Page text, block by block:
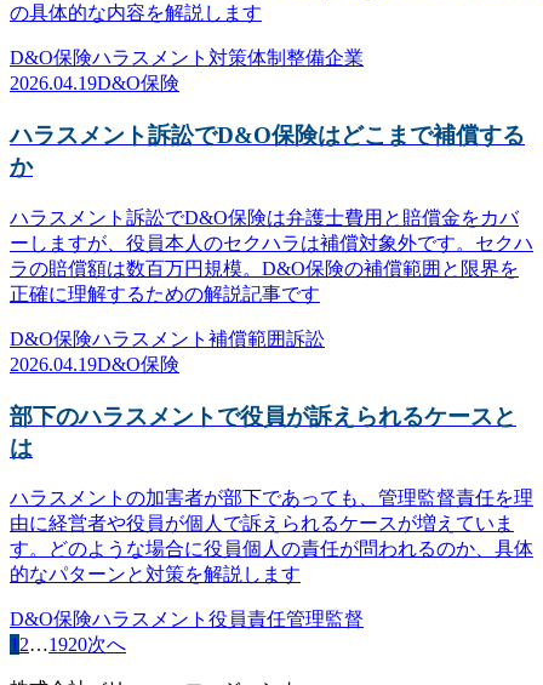
の具体的な内容を解説します
D&O保険ハラスメント対策体制整備企業
2026.04.19D&O保険
ハラスメント訴訟でD&O保険はどこまで補償する
か
ハラスメント訴訟でD&O保険は弁護士費用と賠償金をカバ
ーしますが、役員本人のセクハラは補償対象外です。セクハ
ラの賠償額は数百万円規模。D&O保険の補償範囲と限界を
正確に理解するための解説記事です
D&O保険ハラスメント 補償範囲訴訟
2026.04.19D&O保険
部下のハラスメントで役員が訴えられるケースと
は
ハラスメントの加害者が部下であっても、管理監督責任を理
由に経営者や役員が個人で訴えられるケースが増えていま
す。どのような場合に役員個人の責任が問われるのか、具体
的なパターンと対策を解説します
D&O保険ハラスメント 役員責任管理監督
1 2…1920次へ